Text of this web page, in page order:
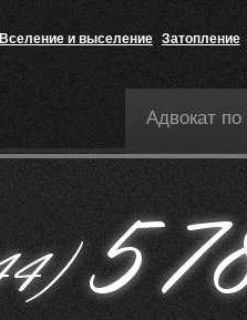
Вселение и выселение Затопление
Адвокат